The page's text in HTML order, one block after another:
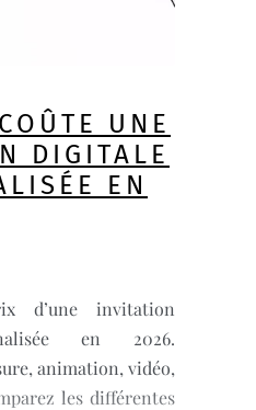
UNE
DIGITALE
EN
d’une invitation
en 2026.
animation, vidéo,
les différentes